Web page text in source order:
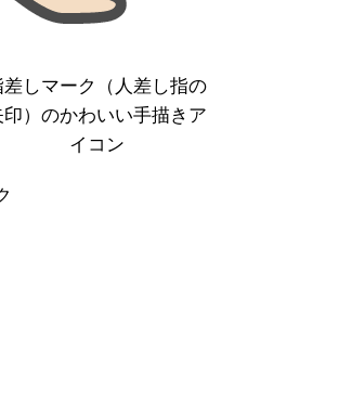
差しマーク（人差し指の
印）のかわいい手描きア
イコン